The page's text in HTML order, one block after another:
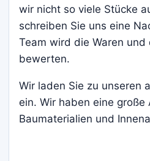
wir nicht so viele Stücke
schreiben Sie uns eine
Team wird die Waren und
bewerten.
Wir laden Sie zu unseren
ein. Wir haben eine große
Baumaterialien und